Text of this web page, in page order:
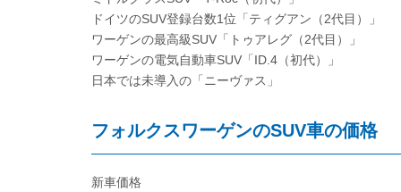
ドイツのSUV登録台数1位「ティグアン（2代目）」
ワーゲンの最高級SUV「トゥアレグ（2代目）」
ワーゲンの電気自動車SUV「ID.4（初代）」
日本では未導入の「ニーヴァス」
フォルクスワーゲンのSUV車の価格
新車価格